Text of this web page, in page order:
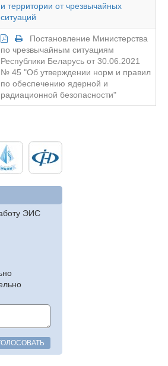
и территории от чрезвычайных
ситуаций
Постановление Министерства
по чрезвычайным ситуациям
Республики Беларусь от 30.06.2021
№ 45 "Об утверждении норм и правил
по обеспечению ядерной и
радиационной безопасности"
ЭИС